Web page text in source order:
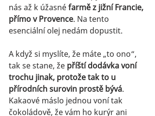
nás až k úžasné farmě z jižní Francie,
přímo v Provence. Na tento
esenciální olej nedám dopustit.
A když si myslíte, že máte „to ono“,
tak se stane, že příští dodávka voní
trochu jinak, protože tak to u
přírodních surovin prostě bývá.
Kakaové máslo jednou voní tak
čokoládově, že vám ho kurýr ani